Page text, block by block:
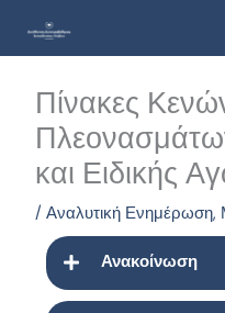
Πίνακες
και Ειδικής
/Αναλυτική Ενημέρωση,
Ανακοίνωση